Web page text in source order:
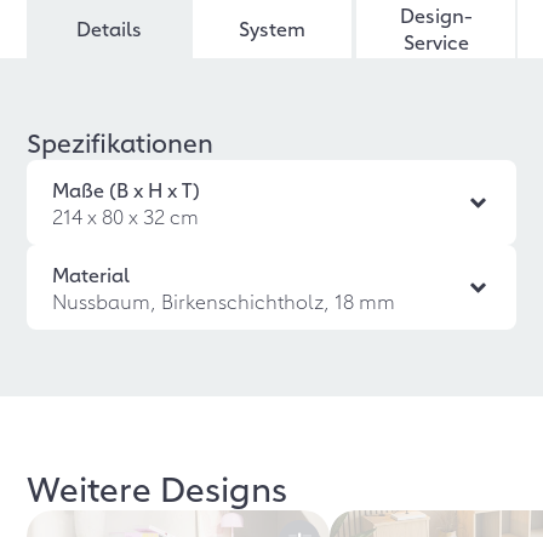
Details System
Design-
Service
Spezifikationen
Maße (B x H x T)
214 x 80 x 32 cm
Material
Nussbaum, Birkenschichtholz, 18 mm
Weitere Designs